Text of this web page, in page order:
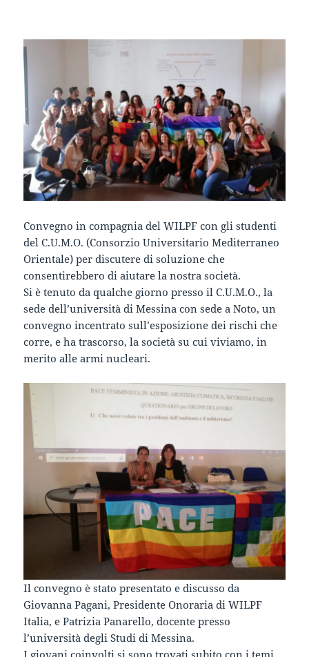
Convegno in compagnia del WILPF con gli studenti
del C.U.M.O. (Consorzio Universitario Mediterraneo
Orientale) per discutere di soluzione che
consentirebbero di aiutare la nostra società.
Si è tenuto da qualche giorno presso il C.U.M.O., la
sede dell’università di Messina con sede a Noto, un
convegno incentrato sull’esposizione dei rischi che
corre, e ha trascorso, la società su cui viviamo, in
merito alle armi nucleari.
Il convegno è stato presentato e discusso da
Giovanna Pagani, Presidente Onoraria di WILPF
Italia, e Patrizia Panarello, docente presso
l’università degli Studi di Messina.
I giovani coinvolti si sono trovati subito con i temi